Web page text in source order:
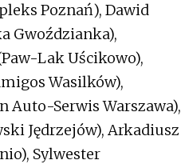
Poznań), Dawid
Gwoździanka),
Lak Uścikowo),
Wasilków),
Auto-Serwis Warszawa),
Jędrzejów), Arkadiusz
Sylwester